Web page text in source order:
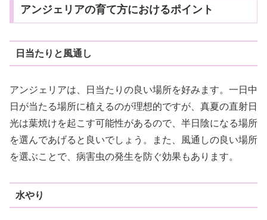
アンジェリアの育て方におけるポイント
日当たりと風通し
アンジェリアは、日当たりの良い場所を好みます。一日中
日が当たる場所に植えるのが理想的ですが、真夏の直射日
光は葉焼けを起こす可能性があるので、半日陰になる場所
を選んであげると良いでしょう。また、風通しの良い場所
を選ぶことで、病害虫の発生を防ぐ効果もあります。
水やり